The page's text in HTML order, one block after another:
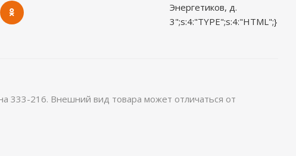
Энергетиков, д.
3";s:4:"TYPE";s:4:"HTML";}
333-216. Внешний вид товара может отличаться от